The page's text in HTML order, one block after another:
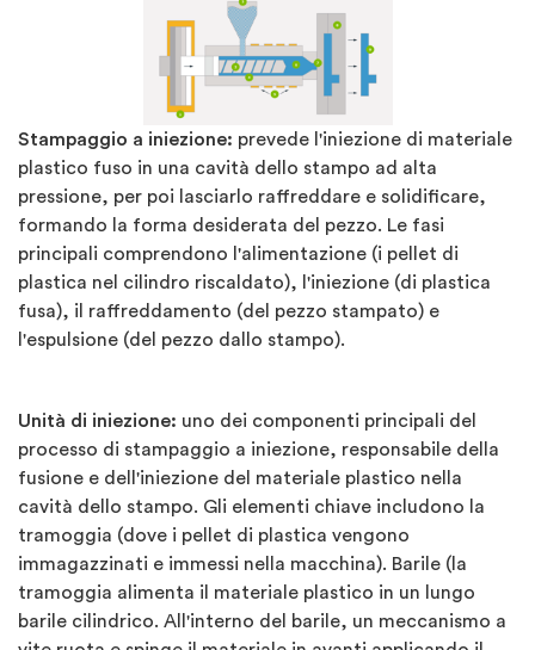
Stampaggio a iniezione: prevede l'iniezione di materiale
plastico fuso in una cavità dello stampo ad alta
pressione, per poi lasciarlo raffreddare e solidificare,
formando la forma desiderata del pezzo. Le fasi
principali comprendono l'alimentazione (i pellet di
plastica nel cilindro riscaldato), l'iniezione (di plastica
fusa), il raffreddamento (del pezzo stampato) e
l'espulsione (del pezzo dallo stampo).
Unità di iniezione: uno dei componenti principali del
processo di stampaggio a iniezione, responsabile della
fusione e dell'iniezione del materiale plastico nella
cavità dello stampo. Gli elementi chiave includono la
tramoggia (dove i pellet di plastica vengono
immagazzinati e immessi nella macchina). Barile (la
tramoggia alimenta il materiale plastico in un lungo
barile cilindrico. All'interno del barile, un meccanismo a